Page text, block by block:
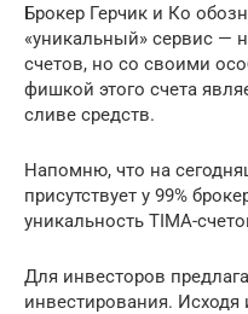
Брокер Герчик и Ко
«уникальный» сервис —
счетов, но со своими
фишкой этого счета
сливе средств.
Напомню, что на
присутствует у 99%
уникальность TIMA-
Для инвесторов
инвестирования. Исходя